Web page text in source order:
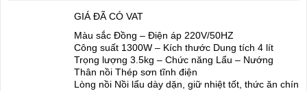
GIÁ ĐÃ CÓ VAT
Màu sắc Đồng – Điện áp 220V/50HZ
Công suất 1300W – Kích thước Dung tích 4 lít
Trọng lượng 3.5kg – Chức năng Lẩu – Nướng
Thân nồi Thép sơn tĩnh điện
Lòng nồi Nồi lẩu dày dặn, giữ nhiệt tốt, thức ăn chín